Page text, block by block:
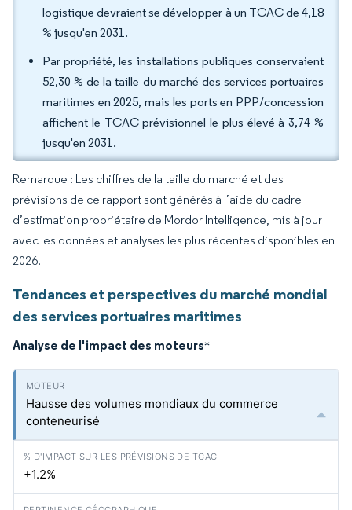
logistique devraient se développer à un TCAC de 4,18
% jusqu'en 2031.
Par propriété, les installations publiques conservaient
52,30 % de la taille du marché des services portuaires
maritimes en 2025, mais les ports en PPP/concession
affichent le TCAC prévisionnel le plus élevé à 3,74 %
jusqu'en 2031.
Remarque : Les chiffres de la taille du marché et des
prévisions de ce rapport sont générés à l’aide du cadre
d’estimation propriétaire de Mordor Intelligence, mis à jour
avec les données et analyses les plus récentes disponibles en
2026.
Tendances et perspectives du marché mondial
des services portuaires maritimes
Analyse de l'impact des moteurs*
Hausse des volumes mondiaux du commerce
conteneurisé
+1.2%